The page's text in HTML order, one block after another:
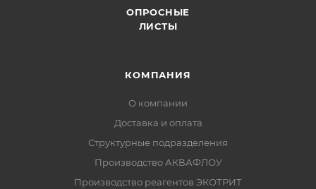
ОПРОСНЫЕ
ЛИСТЫ
КОМПАНИЯ
О компании
Доставка и оплата
Структурные подразделения
Производство АКВАФЛОУ
Производство реагентов ЭКОТРИТ